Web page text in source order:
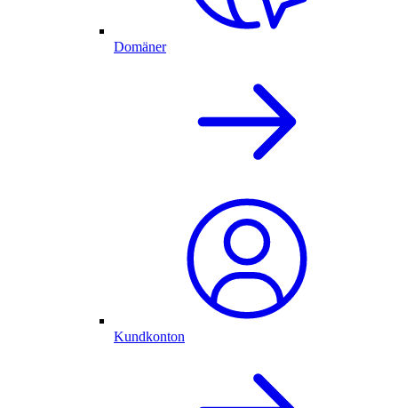
Domäner
Kundkonton